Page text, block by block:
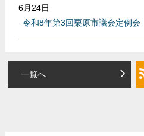
6月24日
令和8年第3回栗原市議会定例会
一覧へ